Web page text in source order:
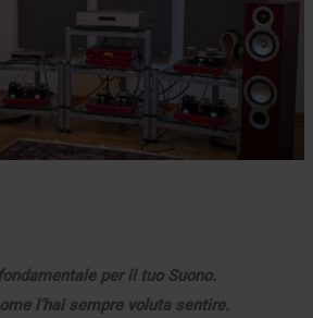
per il tuo Suono.
l’hai sempre voluta sentire.